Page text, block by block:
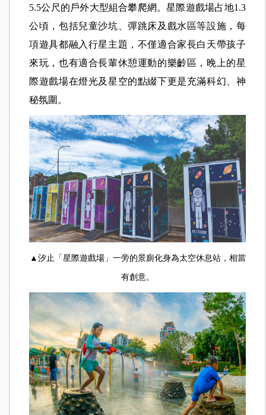
5.5公尺的戶外大型組合攀爬網。星際遊戲場占地1.3
公頃，包括兒童沙坑、彈跳床及戲水區等設施，每
項遊具都融入行星主題，不僅適合家長白天帶孩子
來玩，也有適合長輩休憩運動的樂齡區，晚上的星
際遊戲場在燈光及星空的點綴下更是充滿科幻、神
秘氛圍。
▲汐止「星際遊戲場」一旁的景廁化身為太空休息站，相當
有創意。